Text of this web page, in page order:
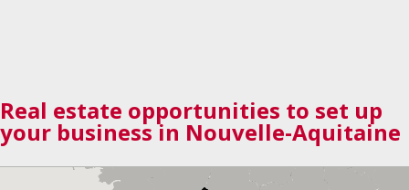
Real estate opportunities to set up
your business in Nouvelle-Aquitaine